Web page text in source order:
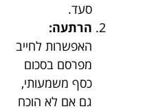
סעד.
הרתעה:
האפשרות לחייב
מפרסם בסכום
כסף משמעותי,
גם אם לא הוכח